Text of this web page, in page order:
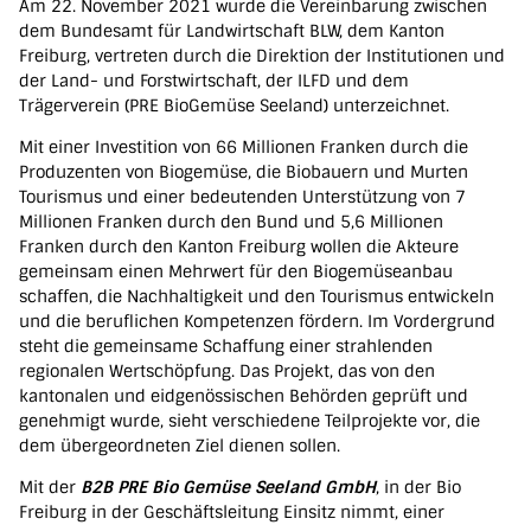
OK
European Commission | Cookies Policy
Am 22. November 2021 wurde die Vereinbarung zwischen
dem Bundesamt für Landwirtschaft BLW, dem Kanton
Freiburg, vertreten durch die Direktion der Institutionen und
der Land- und Forstwirtschaft, der ILFD und dem
Trägerverein (PRE BioGemüse Seeland) unterzeichnet.
Mit einer Investition von 66 Millionen Franken durch die
Produzenten von Biogemüse, die Biobauern und Murten
Tourismus und einer bedeutenden Unterstützung von 7
Millionen Franken durch den Bund und 5,6 Millionen
Franken durch den Kanton Freiburg wollen die Akteure
gemeinsam einen Mehrwert für den Biogemüseanbau
schaffen, die Nachhaltigkeit und den Tourismus entwickeln
und die beruflichen Kompetenzen fördern. Im Vordergrund
steht die gemeinsame Schaffung einer strahlenden
regionalen Wertschöpfung. Das Projekt, das von den
kantonalen und eidgenössischen Behörden geprüft und
genehmigt wurde, sieht verschiedene Teilprojekte vor, die
dem übergeordneten Ziel dienen sollen.
Mit der B2B PRE Bio Gemüse Seeland GmbH, in der Bio
Freiburg in der Geschäftsleitung Einsitz nimmt, einer